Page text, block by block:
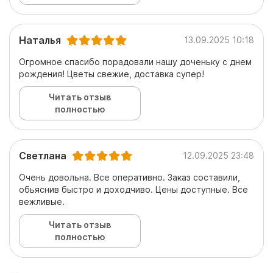
Наталья 13.09.2025 10:18
Огромное спасибо порадовали нашу доченьку с днем
рождения! Цветы свежие, доставка супер!
Читать отзыв
полностью
Светлана 12.09.2025 23:48
Очень довольна. Все оперативно. Заказ составили,
обьяснив быстро и доходчиво. Цены доступные. Все
вежливые.
Читать отзыв
полностью